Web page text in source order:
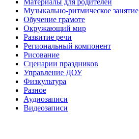
Музыкально-ритмическое занятие
Обучение грамоте
Окружающий мир
Развитие речи
Региональный компонент
Рисование
Сценарии праздников
Управление ДОУ
Физкультура
Разное
Аудиозаписи
Видеозаписи